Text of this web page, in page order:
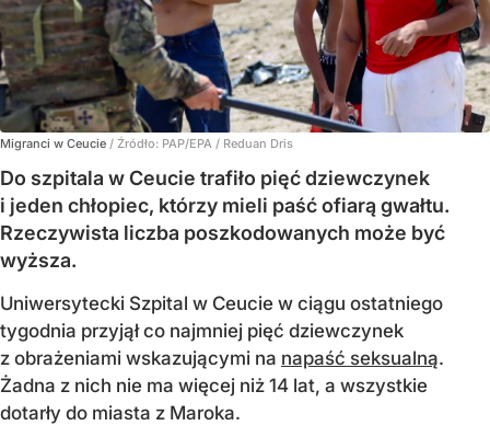
Migranci w Ceucie / Źródło: PAP/EPA / Reduan Dris
Do szpitala w Ceucie trafiło pięć dziewczynek
i jeden chłopiec, którzy mieli paść ofiarą gwałtu.
Rzeczywista liczba poszkodowanych może być
wyższa.
Uniwersytecki Szpital w Ceucie w ciągu ostatniego
tygodnia przyjął co najmniej pięć dziewczynek
z obrażeniami wskazującymi na napaść seksualną.
Żadna z nich nie ma więcej niż 14 lat, a wszystkie
dotarły do miasta z Maroka.